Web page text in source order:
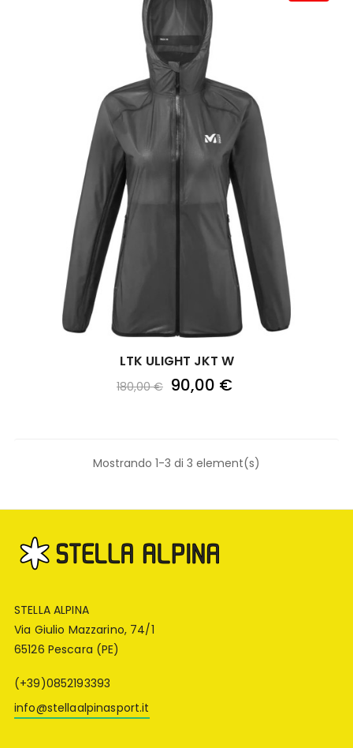
LTK ULIGHT JKT W
180,00 € 90,00 €
Mostrando 1-3 di 3 element(s)
STELLA ALPINA
Via Giulio Mazzarino, 74/1
65126 Pescara (PE)
(+39)0852193393
info@stellaalpinasport.it